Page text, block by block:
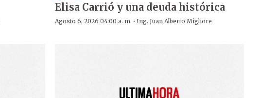
Elisa Carrió y una deuda histórica
Agosto 6, 2026 04:00 a. m. · Ing. Juan Alberto Migliore